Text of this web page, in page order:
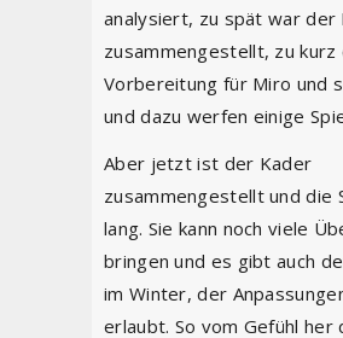
analysiert, zu spät war der
zusammengestellt, zu kurz
Vorbereitung für Miro und
und dazu werfen einige
Aber jetzt ist der Kader
zusammengestellt und die
lang. Sie kann noch viele
bringen und es gibt auch
im Winter, der
erlaubt. So vom Gefühl her